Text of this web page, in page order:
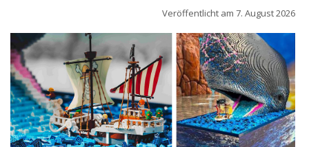
Veröffentlicht am 7. August 2026